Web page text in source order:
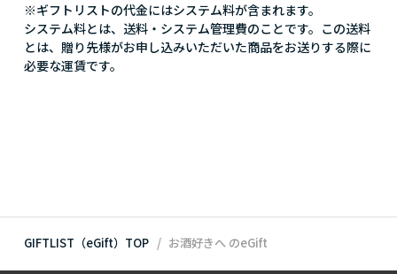
※ギフトリストの代金にはシステム料が含まれます。
システム料とは、送料・システム管理費のことです。この送料
とは、贈り先様がお申し込みいただいた商品をお送りする際に
必要な運賃です。
GIFTLIST（eGift）TOP お酒好きへ のeGift